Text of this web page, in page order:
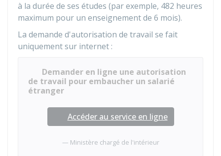
à la durée de ses études (par exemple, 482 heures
maximum pour un enseignement de 6 mois).
La demande d'autorisation de travail se fait
uniquement sur internet :
Demander en ligne une autorisation
de travail pour embaucher un salarié
étranger
Accéder au service en ligne
Ministère chargé de l'intérieur